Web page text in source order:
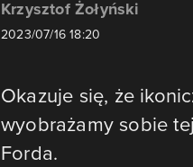
Krzysztof Żołyński
2023/07/16 18:20
Okazuje się, że
wyobrażamy sobie
Forda.